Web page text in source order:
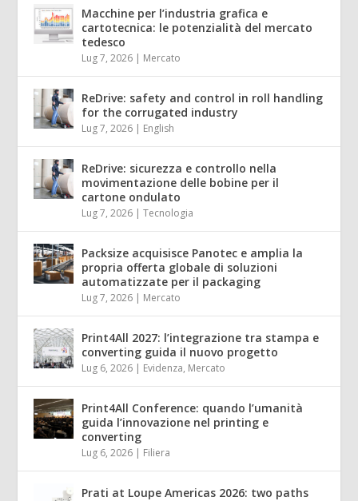
Macchine per l’industria grafica e
cartotecnica: le potenzialità del mercato
tedesco
Lug 7, 2026 | Mercato
ReDrive: safety and control in roll handling
for the corrugated industry
Lug 7, 2026 | English
ReDrive: sicurezza e controllo nella
movimentazione delle bobine per il
cartone ondulato
Lug 7, 2026 |Tecnologia
Packsize acquisisce Panotec e amplia la
propria offerta globale di soluzioni
automatizzate per il packaging
Lug 7, 2026 | Mercato
Print4All 2027: l’integrazione tra stampa e
converting guida il nuovo progetto
Lug 6, 2026 | Evidenza, Mercato
Print4All Conference: quando l’umanità
guida l’innovazione nel printing e
converting
Lug 6, 2026 | Filiera
Prati at Loupe Americas 2026: two paths